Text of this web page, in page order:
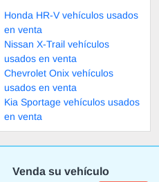
Honda HR-V vehículos usados
en venta
Nissan X-Trail vehículos
usados en venta
Chevrolet Onix vehículos
usados en venta
Kia Sportage vehículos usados
en venta
Venda su vehículo